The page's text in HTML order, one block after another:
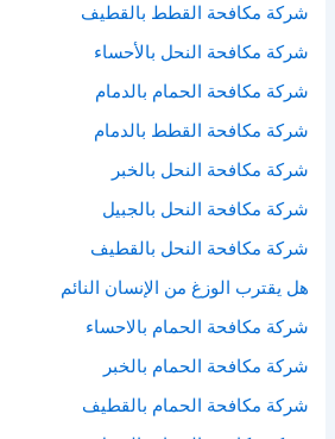
شركة مكافحة القطط بالقطيف
شركة مكافحة النحل بالأحساء
شركة مكافحة الحمام بالدمام
شركة مكافحة القطط بالدمام
شركة مكافحة النحل بالخبر
شركة مكافحة النحل بالجبيل
شركة مكافحة النحل بالقطيف
هل يقترب الوزغ من الإنسان النائم
شركة مكافحة الحمام بالاحساء
شركة مكافحة الحمام بالخبر
شركة مكافحة الحمام بالقطيف